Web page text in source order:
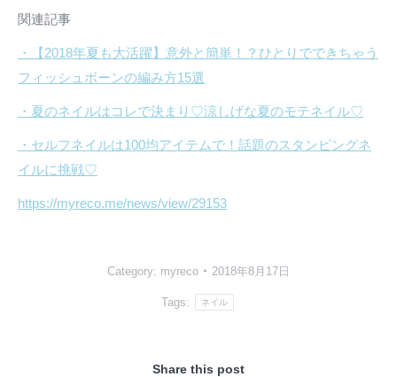
関連記事
・【2018年夏も大活躍】意外と簡単！？ひとりでできちゃう
フィッシュボーンの編み方15選
・夏のネイルはコレで決まり♡涼しげな夏のモテネイル♡
・セルフネイルは100均アイテムで！話題のスタンピングネ
イルに挑戦♡
https://myreco.me/news/view/29153
Category: myreco 2018年8月17日
Tags: ネイル
Share this post